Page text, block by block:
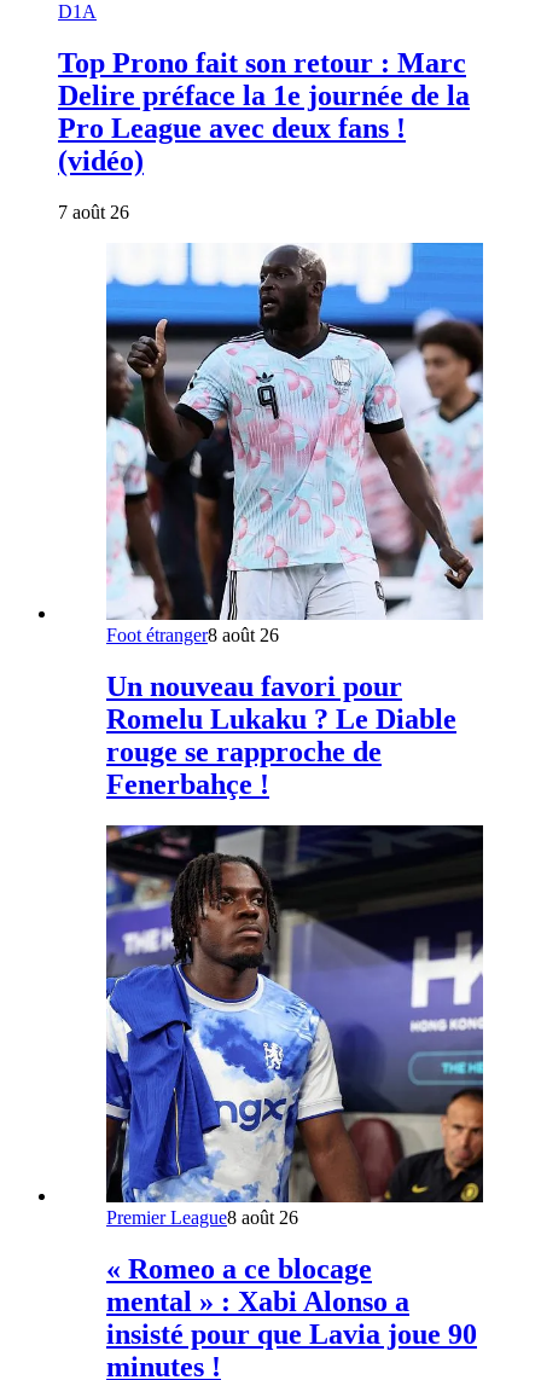
D1A
Top Prono fait son retour : Marc
Delire préface la 1e journée de la
Pro League avec deux fans !
(vidéo)
7 août 26
Foot étranger8 août 26
Un nouveau favori pour
Romelu Lukaku ? Le Diable
rouge se rapproche de
Fenerbahçe !
Premier League8 août 26
« Romeo a ce blocage
mental » : Xabi Alonso a
insisté pour que Lavia joue 90
minutes !